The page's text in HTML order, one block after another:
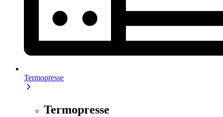
Termopresse
Termopresse